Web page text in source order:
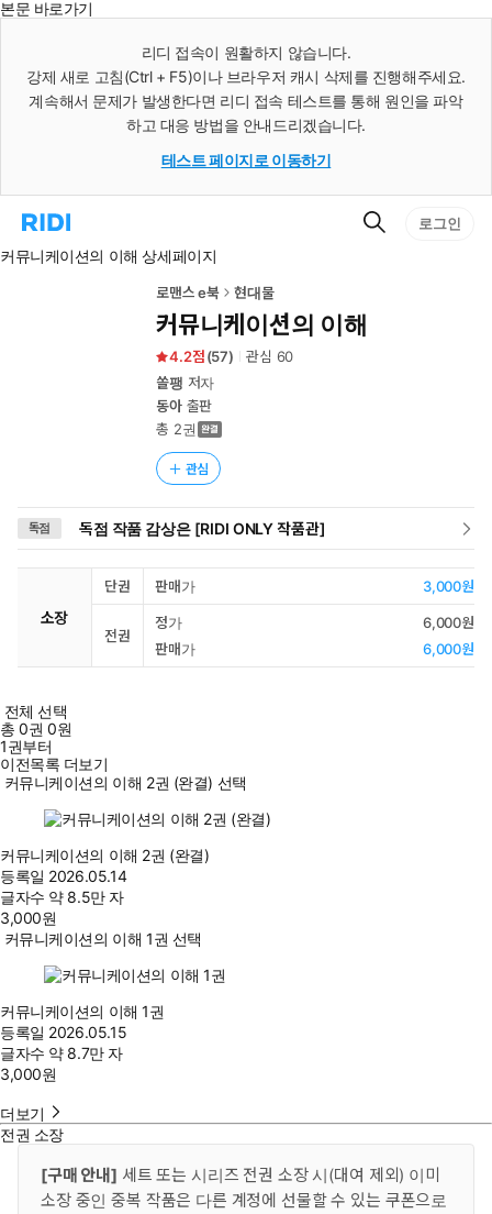
본문 바로가기
리디 접속이 원활하지 않습니다.
강제 새로 고침(Ctrl + F5)이나 브라우저 캐시 삭제를 진행해주세요.
계속해서 문제가 발생한다면 리디 접속 테스트를 통해 원인을 파악
하고 대응 방법을 안내드리겠습니다.
테스트 페이지로 이동하기
리
홈
검
로그인
커뮤니케이션의 이해 상세페이지
로맨스 e북 현대물
커뮤니케이션의 이해
4.2 (57) 관심 60
쏠팽 저자
동아출판
총 2권
관심
독점 독점 작품 감상은 [RIDI ONLY 작품관]
소장
단권 판매가 3,000원
전권
정가
6,000원
판매가
6,000원
전체 선택
총0권 0원
1권부터
이전목록 더보기
커뮤니케이션의 이해 2권 (완결) 선택
커뮤니케이션의 이해 2권 (완결)
등록일 2026.05.14
글자수 약 8.5만 자
3,000원
커뮤니케이션의 이해 1권 선택
커뮤니케이션의 이해 1권
등록일 2026.05.15
글자수 약 8.7만 자
3,000원
더보기
전권 소장
[구매 안내] 세트 또는 시리즈 전권 소장 시(대여 제외) 이미
소장 중인 중복 작품은 다른 계정에 선물할 수 있는 쿠폰으로